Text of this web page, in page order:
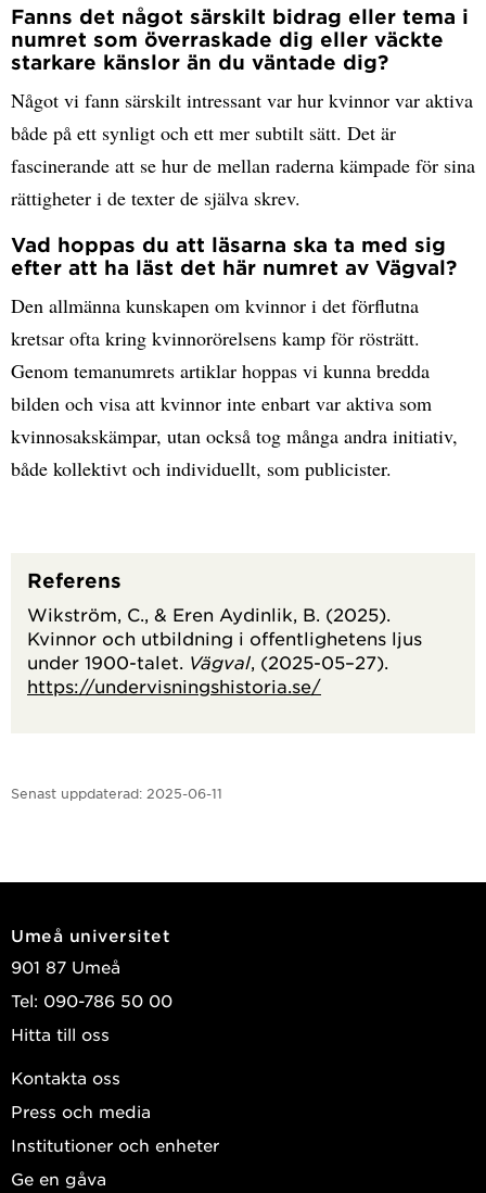
Fanns det något särskilt bidrag eller tema i
numret som överraskade dig eller väckte
starkare känslor än du väntade dig?
Något vi fann särskilt intressant var hur kvinnor var aktiva
både på ett synligt och ett mer subtilt sätt. Det är
fascinerande att se hur de mellan raderna kämpade för sina
rättigheter i de texter de själva skrev.
Vad hoppas du att läsarna ska ta med sig
efter att ha läst det här numret av Vägval?
Den allmänna kunskapen om kvinnor i det förflutna
kretsar ofta kring kvinnorörelsens kamp för rösträtt.
Genom temanumrets artiklar hoppas vi kunna bredda
bilden och visa att kvinnor inte enbart var aktiva som
kvinnosakskämpar, utan också tog många andra initiativ,
både kollektivt och individuellt, som publicister.
Referens
Wikström, C., & Eren Aydinlik, B. (2025).
Kvinnor och utbildning i offentlighetens ljus
under 1900-talet. Vägval , (2025-05–27).
https://undervisningshistoria.se/
Senast uppdaterad: 2025-06-11
Umeå universitet
901 87 Umeå
Tel: 090-786 50 00
Hitta till oss
Kontakta oss
Press och media
Institutioner och enheter
Ge en gåva